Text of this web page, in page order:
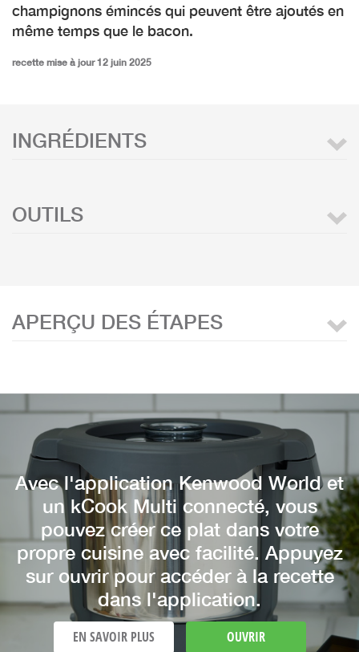
champignons émincés qui peuvent être ajoutés en
même temps que le bacon.
recette mise à jour 12 juin 2025
INGRÉDIENTS
OUTILS
APERÇU DES ÉTAPES
Avec l'application Kenwood World et
un kCook Multi connecté, vous
pouvez créer ce plat dans votre
propre cuisine avec facilité. Appuyez
sur ouvrir pour accéder à la recette
dans l'application.
EN SAVOIR PLUS OUVRIR